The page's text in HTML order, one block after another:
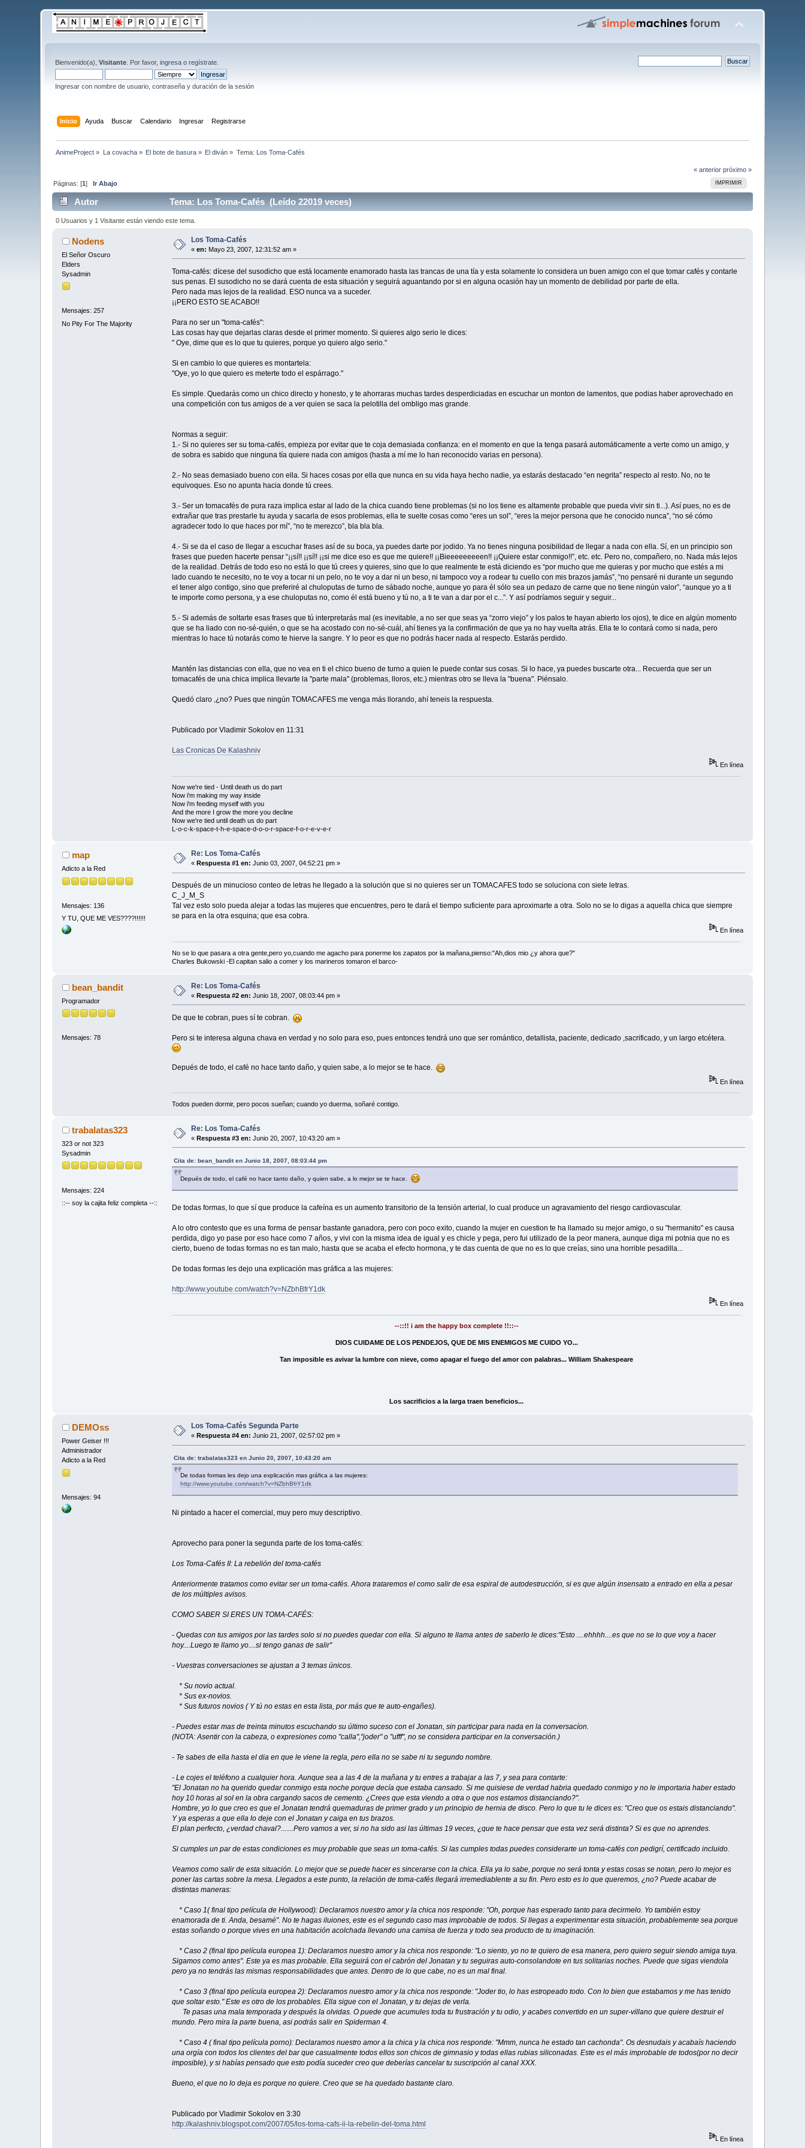
Bienvenido(a),Visitante . Por favor,ingresa oregístrate
Ingresar con nombre de usuario, contraseña y duración de la sesión
Inicio Ayuda Buscar Calendario Ingresar Registrarse
AnimeProject » La covacha» El bote de basura » El diván » Tema: Los Toma-Cafés
« anterior próximo »
IMPRIMIR
Páginas: [1]Ir Abajo
Autor Tema: Los Toma-Cafés (Leído 22019 veces)
0 Usuarios y 1 Visitante están viendo este tema.
Nodens
El Señor Oscuro
Elders
Sysadmin
Mensajes: 257
No Pity For The Majority
Los Toma-Cafés
«en: Mayo 23, 2007, 12:31:52 am »
Toma-cafés: dícese del susodicho que está locamente enamorado hasta las trancas de una tía y esta solamente lo considera un buen amigo con el que tomar cafés y contarle
sus penas. El susodicho no se dará cuenta de esta situación y seguirá aguantando por si en alguna ocasión hay un momento de debilidad por parte de ella.
Pero nada mas lejos de la realidad. ESO nunca va a suceder.
¡¡PERO ESTO SE ACABO!!
Para no ser un "toma-cafés":
Las cosas hay que dejarlas claras desde el primer momento. Si quieres algo serio le dices:
" Oye, dime que es lo que tu quieres, porque yo quiero algo serio."
Si en cambio lo que quieres es montartela:
"Oye, yo lo que quiero es meterte todo el espárrago."
Es simple. Quedarás como un chico directo y honesto, y te ahorraras muchas tardes desperdiciadas en escuchar un monton de lamentos, que podias haber aprovechado en
una competición con tus amigos de a ver quien se saca la pelotilla del ombligo mas grande.
Normas a seguir:
1.- Si no quieres ser su toma-cafés, empieza por evitar que te coja demasiada confianza: en el momento en que la tenga pasará automáticamente a verte como un amigo, y
de sobra es sabido que ninguna tía quiere nada con amigos (hasta a mí me lo han reconocido varias en persona).
2.- No seas demasiado bueno con ella. Si haces cosas por ella que nunca en su vida haya hecho nadie, ya estarás destacado “en negrita” respecto al resto. No, no te
equivoques. Eso no apunta hacia donde tú crees.
3.- Ser un tomacafés de pura raza implica estar al lado de la chica cuando tiene problemas (si no los tiene es altamente probable que pueda vivir sin ti...). Así pues, no es de
extrañar que tras prestarle tu ayuda y sacarla de esos problemas, ella te suelte cosas como “eres un sol”, “eres la mejor persona que he conocido nunca”, “no sé cómo
agradecer todo lo que haces por mí”, “no te merezco”, bla bla bla.
4.- Si se da el caso de llegar a escuchar frases así de su boca, ya puedes darte por jodido. Ya no tienes ninguna posibilidad de llegar a nada con ella. Sí, en un principio son
frases que pueden hacerte pensar “¡¡sí!! ¡¡sí!! ¡¡si me dice eso es que me quiere!! ¡¡Bieeeeeeeeen!! ¡¡Quiere estar conmigo!!”, etc. etc. Pero no, compañero, no. Nada más lejos
de la realidad. Detrás de todo eso no está lo que tú crees y quieres, sino que lo que realmente te está diciendo es “por mucho que me quieras y por mucho que estés a mi
lado cuando te necesito, no te voy a tocar ni un pelo, no te voy a dar ni un beso, ni tampoco voy a rodear tu cuello con mis brazos jamás”, “no pensaré ni durante un segundo
el tener algo contigo, sino que preferiré al chuloputas de turno de sábado noche, aunque yo para él sólo sea un pedazo de carne que no tiene ningún valor”, “aunque yo a ti
te importe como persona, y a ese chuloputas no, como él está bueno y tú no, a ti te van a dar por el c...”. Y así podríamos seguir y seguir...
5.- Si además de soltarte esas frases que tú interpretarás mal (es inevitable, a no ser que seas ya “zorro viejo” y los palos te hayan abierto los ojos), te dice en algún momento
que se ha liado con no-sé-quién, o que se ha acostado con no-sé-cuál, ahí tienes ya la confirmación de que ya no hay vuelta atrás. Ella te lo contará como si nada, pero
mientras lo hace tú notarás como te hierve la sangre. Y lo peor es que no podrás hacer nada al respecto. Estarás perdido.
Mantén las distancias con ella, que no vea en ti el chico bueno de turno a quien le puede contar sus cosas. Si lo hace, ya puedes buscarte otra... Recuerda que ser un
tomacafés de una chica implica llevarte la "parte mala" (problemas, lloros, etc.) mientras otro se lleva la "buena". Piénsalo.
Quedó claro ,¿no? Pues que ningún TOMACAFES me venga más llorando, ahí teneis la respuesta.
Publicado por Vladimir Sokolov en 11:31
Las Cronicas De Kalashniv
En línea
Now we're tied - Until death us do part
Now i'm making my way inside
Now i'm feeding myself with you
And the more I grow the more you decline
Now we're tied until death us do part
L-o-c-k-space-t-h-e-space-d-o-o-r-space-f-o-r-e-v-e-r
map
Adicto a la Red
Mensajes: 136
Y TU, QUE ME VES????!!!!!!
Re: Los Toma-Cafés
« Respuesta #1 en: Junio 03, 2007, 04:52:21 pm »
Después de un minucioso conteo de letras he llegado a la solución que si no quieres ser un TOMACAFES todo se soluciona con siete letras.
C_J_M_S
Tal vez esto solo pueda alejar a todas las mujeres que encuentres, pero te dará el tiempo suficiente para aproximarte a otra. Solo no se lo digas a aquella chica que siempre
se para en la otra esquina; que esa cobra.
En línea
No se lo que pasara a otra gente,pero yo,cuando me agacho para ponerme los zapatos por la mañana,pienso:"Ah,dios mio ¿y ahora que?"
Charles Bukowski -El capitan salio a comer y los marineros tomaron el barco-
bean_bandit
Programador
Mensajes: 78
Re: Los Toma-Cafés
«Respuesta #2 en: Junio 18, 2007, 08:03:44 pm »
De que te cobran, pues sí te cobran.
Pero si te interesa alguna chava en verdad y no solo para eso, pues entonces tendrá uno que ser romántico, detallista, paciente, dedicado ,sacrificado, y un largo etcétera.
Depués de todo, el café no hace tanto daño, y quien sabe, a lo mejor se te hace.
En línea
Todos pueden dormir, pero pocos sueñan; cuando yo duerma, soñaré contigo.
trabalatas323
323 or not 323
Sysadmin
Mensajes: 224
::-- soy la cajita feliz completa --::
Re: Los Toma-Cafés
«Respuesta #3 en: Junio 20, 2007, 10:43:20 am »
Cita de: bean_bandit en Junio 18, 2007, 08:03:44 pm
Depués de todo, el café no hace tanto daño, y quien sabe, a lo mejor se te hace.
De todas formas, lo que sí que produce la cafeína es un aumento transitorio de la tensión arterial, lo cual produce un agravamiento del riesgo cardiovascular.
A lo otro contesto que es una forma de pensar bastante ganadora, pero con poco exito, cuando la mujer en cuestion te ha llamado su mejor amigo, o su "hermanito" es causa
perdida, digo yo pase por eso hace como 7 años, y vivi con la misma idea de igual y es chicle y pega, pero fui utilizado de la peor manera, aunque diga mi potnia que no es
cierto, bueno de todas formas no es tan malo, hasta que se acaba el efecto hormona, y te das cuenta de que no es lo que creías, sino una horrible pesadilla...
De todas formas les dejo una explicación mas gráfica a las mujeres:
http://www.youtube.com/watch?v=NZbhBfrY1dk
En línea
--::!! i am the happy box complete !!::--
DIOS CUIDAME DE LOS PENDEJOS, QUE DE MIS ENEMIGOS ME CUIDO YO...
Tan imposible es avivar la lumbre con nieve, como apagar el fuego del amor con palabras... William Shakespeare
Los sacrificios a la larga traen beneficios...
DEMOss
Power Geiser !!!
Administrador
Adicto a la Red
Mensajes: 94
Los Toma-Cafés Segunda Parte
« Respuesta #4 en: Junio 21, 2007, 02:57:02 pm »
Cita de: trabalatas323 en Junio 20, 2007, 10:43:20 am
De todas formas les dejo una explicación mas gráfica a las mujeres:
http://www.youtube.com/watch?v=NZbhBfrY1dk
Ni pintado a hacer el comercial, muy pero muy descriptivo.
Aprovecho para poner la segunda parte de los toma-cafés:
Los Toma-Cafés II: La rebelión del toma-cafés
Anteriormente tratamos como evitar ser un toma-cafés. Ahora trataremos el como salir de esa espiral de autodestrucción, si es que algún insensato a entrado en ella a pesar
de los múltiples avisos.
COMO SABER SI ERES UN TOMA-CAFÉS:
- Quedas con tus amigos por las tardes solo si no puedes quedar con ella. Si alguno te llama antes de saberlo le dices:"Esto ....ehhhh....es que no se lo que voy a hacer
hoy....Luego te llamo yo....si tengo ganas de salir"
- Vuestras conversaciones se ajustan a 3 temas únicos.
* Su novio actual.
* Sus ex-novios.
* Sus futuros novios ( Y tú no estas en esta lista, por más que te auto-engañes).
- Puedes estar mas de treinta minutos escuchando su último suceso con el Jonatan, sin participar para nada en la conversacíon.
(NOTA: Asentir con la cabeza, o expresiones como "calla","joder" o "ufff", no se considera participar en la conversación.)
- Te sabes de ella hasta el dia en que le viene la regla, pero ella no se sabe ni tu segundo nombre.
- Le cojes el teléfono a cualquier hora. Aunque sea a las 4 de la mañana y tu entres a trabajar a las 7, y sea para contarte:
"El Jonatan no ha querido quedar conmigo esta noche porque decía que estaba cansado. Si me quisiese de verdad habria quedado conmigo y no le importaria haber estado
hoy 10 horas al sol en la obra cargando sacos de cemento. ¿Crees que esta viendo a otra o que nos estamos distanciando?".
Hombre, yo lo que creo es que el Jonatan tendrá quemaduras de primer grado y un principio de hernia de disco. Pero lo que tu le dices es: "Creo que os estais distanciando".
Y ya esperas a que ella lo deje con el Jonatan y caiga en tus brazos.
El plan perfecto, ¿verdad chaval?.......Pero vamos a ver, si no ha sido asi las últimas 19 veces, ¿que te hace pensar que esta vez será distinta? Si es que no aprendes.
Si cumples un par de estas condiciones es muy probable que seas un toma-cafés. Si las cumples todas puedes considerarte un toma-cafés con pedigrí, certificado incluido.
Veamos como salir de esta situación. Lo mejor que se puede hacer es sincerarse con la chica. Ella ya lo sabe, porque no será tonta y estas cosas se notan, pero lo mejor es
poner las cartas sobre la mesa. Llegados a este punto, la relación de toma-cafés llegará irremediablente a su fin. Pero esto es lo que queremos, ¿no? Puede acabar de
distintas maneras:
* Caso 1( final tipo película de Hollywood): Declaramos nuestro amor y la chica nos responde: "Oh, porque has esperado tanto para decirmelo. Yo también estoy
enamorada de ti. Anda, besamé". No te hagas iluiones, este es el segundo caso mas improbable de todos. Si llegas a experimentar esta situación, probablemente sea porque
estas soñando o porque vives en una habitación acolchada llevando una camisa de fuerza y todo sea producto de tu imaginación.
* Caso 2 (final tipo película europea 1): Declaramos nuestro amor y la chica nos responde: "Lo siento, yo no te quiero de esa manera, pero quiero seguir siendo amiga tuya.
Sigamos como antes". Este ya es mas probable. Ella seguirá con el cabrón del Jonatan y tu seguiras auto-consolandote en tus solitarias noches. Puede que sigas viendola
pero ya no tendrás las mismas responsabilidades que antes. Dentro de lo que cabe, no es un mal final.
* Caso 3 (final tipo película europea 2): Declaramos nuestro amor y la chica nos responde: "Joder tio, lo has estropeado todo. Con lo bien que estabamos y me has tenido
que soltar esto." Este es otro de los probables. Ella sigue con el Jonatan, y tu dejas de verla.
Te pasas una mala temporada y después la olvidas. O puede que acumules toda tu frustración y tu odio, y acabes convertido en un super-villano que quiere destruir el
mundo. Pero mira la parte buena, asi podrás salir en Spiderman 4.
* Caso 4 ( final tipo película porno): Declaramos nuestro amor a la chica y la chica nos responde: "Mmm, nunca he estado tan cachonda". Os desnudais y acabaís haciendo
una orgía con todos los clientes del bar que casualmente todos ellos son chicos de gimnasio y todas ellas rubias siliconadas. Este es el más improbable de todos(por no decir
imposible), y si habías pensado que esto podía suceder creo que deberías cancelar tu suscripción al canal XXX.
Bueno, el que no lo deja es porque no quiere. Creo que se ha quedado bastante claro.
Publicado por Vladimir Sokolov en 3:30
http://kalashniv.blogspot.com/2007/05/los-toma-cafs-ii-la-rebelin-del-toma.html
En línea